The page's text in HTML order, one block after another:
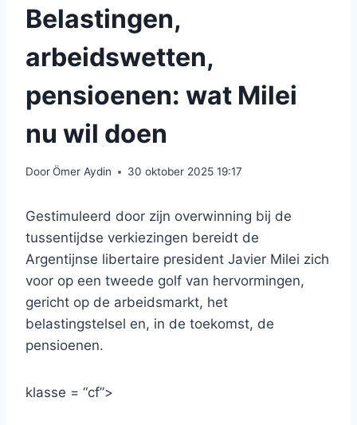
Belastingen,
arbeidswetten,
pensioenen: wat Milei
nu wil doen
DoorÖmer Aydin 30 oktober 2025 19:17
Gestimuleerd door zijn overwinning bij de
tussentijdse verkiezingen bereidt de
Argentijnse libertaire president Javier Milei zich
voor op een tweede golf van hervormingen,
gericht op de arbeidsmarkt, het
belastingstelsel en, in de toekomst, de
pensioenen.
klasse = “cf”>